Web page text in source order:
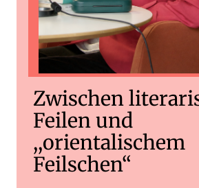
Zwischen
Feilen und
,,orientalischem
Feilschen“